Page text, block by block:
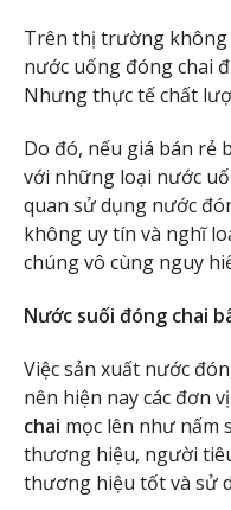
Trên thị trường
nước uống đóng chai
Nhưng thực tế chất
Do đó, nếu giá bán rẻ
với những loại nước
quan sử dụng nước
không uy tín và nghĩ
chúng vô cùng nguy
Nước suối đóng chai
Việc sản xuất nước
nên hiện nay các đơn
chai mọc lên như nấm
thương hiệu, người
thương hiệu tốt và sử